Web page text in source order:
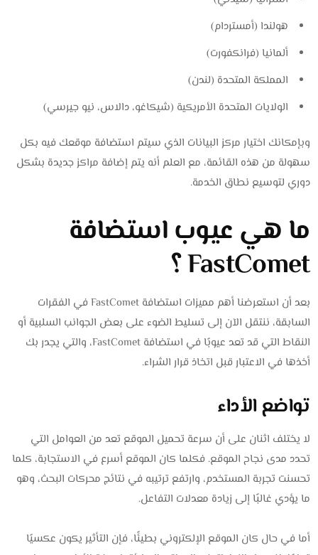
هولندا (أمستردام)
ألمانيا (فرانكفورت)
المملكة المتحدة (لندن)
الولايات المتحدة الأمريكية (شيكاغو، دالاس، نيو جيرسي)
وبإمكانك اختيار مركز البيانات الذي سيتم استضافة موقعك فيه بكل
سهولة من هذه القائمة، مع العلم أنه يتم إضافة مراكز جديدة بشكل
دوري لتوسيع نطاق الخدمة.
ما هي عيوب استضافة
FastComet ؟
بعد أن استعرضنا أهم مميزات استضافة FastComet في الفقرات
السابقة، ننتقل الآن إلى تسليط الضوء على بعض الجوانب السلبية أو
النقاط التي قد تعد عيوبًا في استضافة FastComet، والتي يجدر بك
أخذها في الاعتبار قبل اتخاذ قرار الشراء.
تواضع الأداء
لا يختلف اثنان على أن سرعة تحميل الموقع تعد من العوامل التي
تحدد مدى نجاح الموقع. فكلما كان الموقع أسرع في الاستجابة، كلما
تحسنت تجربة المستخدم، وارتفع ترتيبه في نتائج محركات البحث، وهو
ما يؤدي غالبًا إلى زيادة معدلات التفاعل.
أما في حال كان الموقع الإلكتروني بطيئًا، فإن التأثير يكون عكسيًا